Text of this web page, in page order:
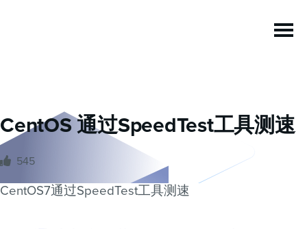
CentOS 通过SpeedTest工具测速
545
CentOS7通过SpeedTest工具测速